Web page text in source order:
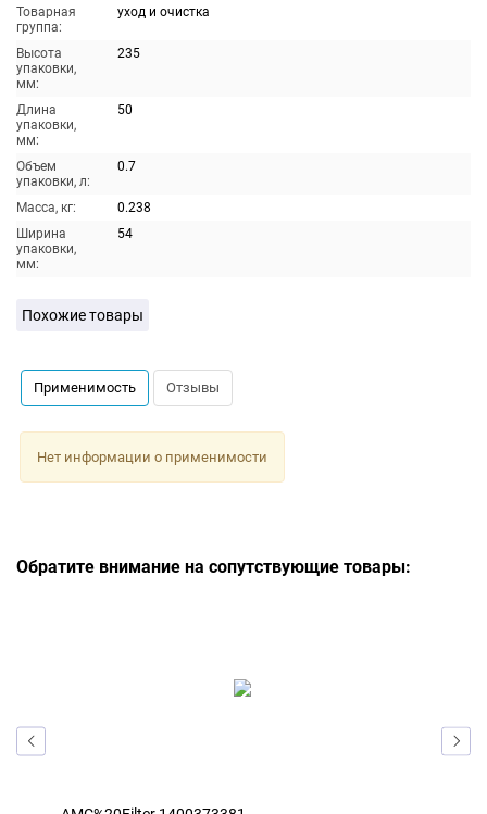
Товарная
группа:
уход и очистка
Высота
упаковки,
мм:
235
Длина
упаковки,
мм:
50
Объем
упаковки, л:
0.7
Масса, кг:
0.238
Ширина
упаковки,
мм:
54
Похожие товары
Применимость Отзывы
Нет информации о применимости
Обратите внимание на сопутствующие товары: